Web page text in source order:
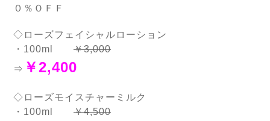
０％ＯＦＦ
◇ローズフェイシャルローション
・100ml ￥3,000
⇒ ￥2,400
◇ローズモイスチャーミルク
・100ml ￥4,500